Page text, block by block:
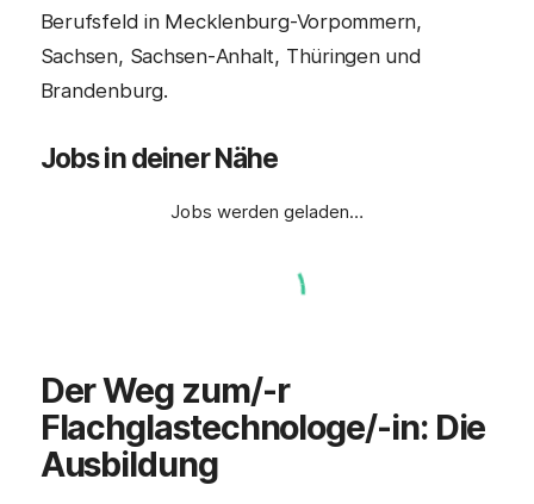
Berufsfeld in Mecklenburg-Vorpommern,
Sachsen, Sachsen-Anhalt, Thüringen und
Brandenburg.
Jobs in deiner Nähe
Jobs werden geladen…
Der Weg zum/-r
Flachglastechnologe/-in: Die
Ausbildung